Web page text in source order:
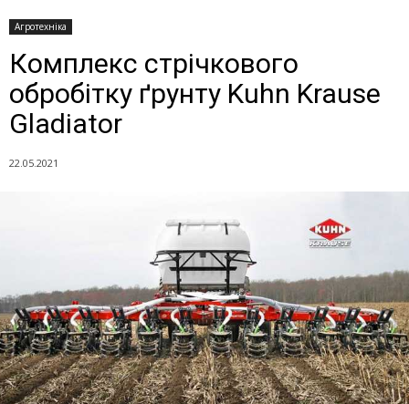
Агротехніка
Комплекс стрічкового
обробітку ґрунту Kuhn Krause
Gladiator
22.05.2021